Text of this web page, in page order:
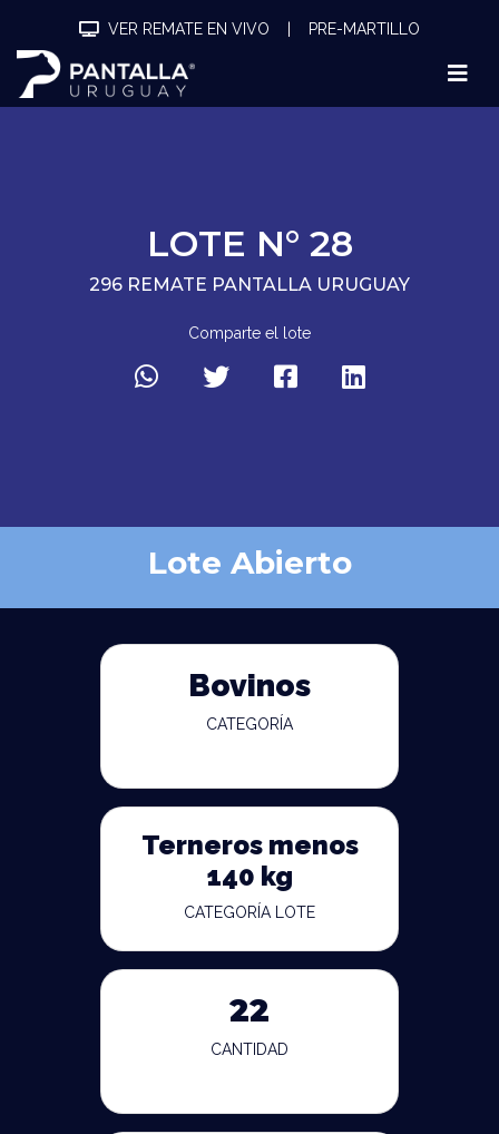
VER REMATE EN VIVO PRE-MARTILLO
LOTE N° 28
296 REMATE PANTALLA URUGUAY
Comparte el lote
Lote Abierto
Bovinos
CATEGORÍA
Terneros menos
140 kg
CATEGORÍA LOTE
22
CANTIDAD